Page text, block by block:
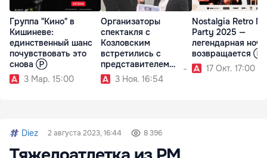
Группа "Кино" в
Кишиневе:
единственный шанс
почувствовать это
снова Ⓟ
3 Мар. 15:00
Организаторы
спектакля с
Козловским
встретились с
представителем
театра Хармелина Ⓟ
3 Ноя. 16:54
Nostalgia Retro
Party 2025 —
легендарная ночь
возвращается Ⓟ
17 Окт. 17:00
Diez 2 августа 2023, 16:44 8 396